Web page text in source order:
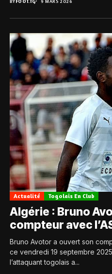
Actualité Togolais En Club
Algérie : Bruno
compteur avec
Bruno Avotor a ouvert son
ce vendredi 19 septembre
l’attaquant togolais a...